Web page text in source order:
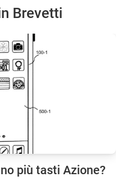
Brevetti
più tasti Azione?